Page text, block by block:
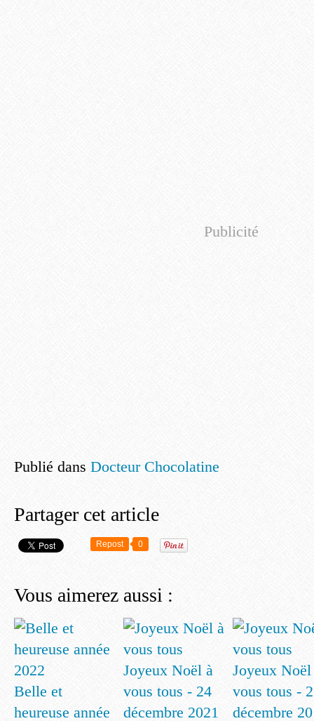
Publicité
Publié dans Docteur Chocolatine
Partager cet article
Repost 0
Vous aimerez aussi :
Belle et
heureuse année
Joyeux Noël à
vous tous - 24
décembre 2021
Joyeux Noël
vous tous -
décembre